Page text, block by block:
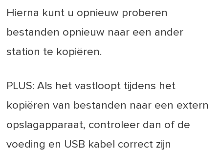
Hierna kunt u opnieuw proberen
bestanden opnieuw naar een ander
station te kopiëren.
PLUS: Als het vastloopt tijdens het
kopiëren van bestanden naar een extern
opslagapparaat, controleer dan of de
voeding en USB kabel correct zijn